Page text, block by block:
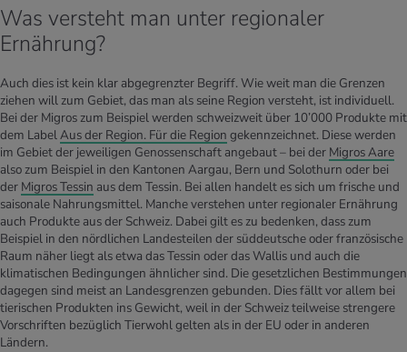
Was versteht man unter regionaler
Ernährung?
Auch dies ist kein klar abgegrenzter Begriff. Wie weit man die Grenzen
ziehen will zum Gebiet, das man als seine Region versteht, ist individuell.
Bei der Migros zum Beispiel werden schweizweit über 10’000 Produkte mit
dem LabelAus der Region. Für die Region gekennzeichnet. Diese werden
im Gebiet der jeweiligen Genossenschaft angebaut – bei der Migros Aare
also zum Beispiel in den Kantonen Aargau, Bern und Solothurn oder bei
der Migros Tessin aus dem Tessin. Bei allen handelt es sich um frische und
saisonale Nahrungsmittel. Manche verstehen unter regionaler Ernährung
auch Produkte aus der Schweiz. Dabei gilt es zu bedenken, dass zum
Beispiel in den nördlichen Landesteilen der süddeutsche oder französische
Raum näher liegt als etwa das Tessin oder das Wallis und auch die
klimatischen Bedingungen ähnlicher sind. Die gesetzlichen Bestimmungen
dagegen sind meist an Landesgrenzen gebunden. Dies fällt vor allem bei
tierischen Produkten ins Gewicht, weil in der Schweiz teilweise strengere
Vorschriften bezüglich Tierwohl gelten als in der EU oder in anderen
Ländern.